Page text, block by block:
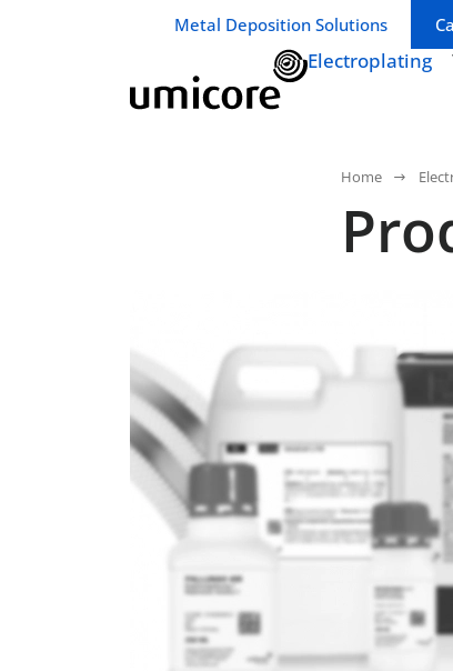
Geschäftsbereich / Abteilung:
Metal Deposition Solutions
Electroplating
Home